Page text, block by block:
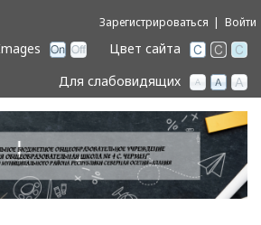
Зарегистрироваться Войти
Цвет сайта
Для слабовидящих